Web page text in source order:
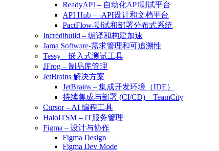
ReadyAPI – 自动化API测试平台
API Hub – -API设计和文档平台
PactFlow-测试和部署分布式系统
Incredibuild – 编译和构建加速
Jama Software-需求管理和可追溯性
Tessy – 嵌入式测试工具
JFrog – 制品库管理
JetBrains 解决方案
JetBrains – 集成开发环境（IDE）
持续集成与部署 (CI/CD) – TeamCity
Cursor – AI 编程工具
HaloITSM – IT服务管理
Figma – 设计与协作
Figma Design
Figma Dev Mode